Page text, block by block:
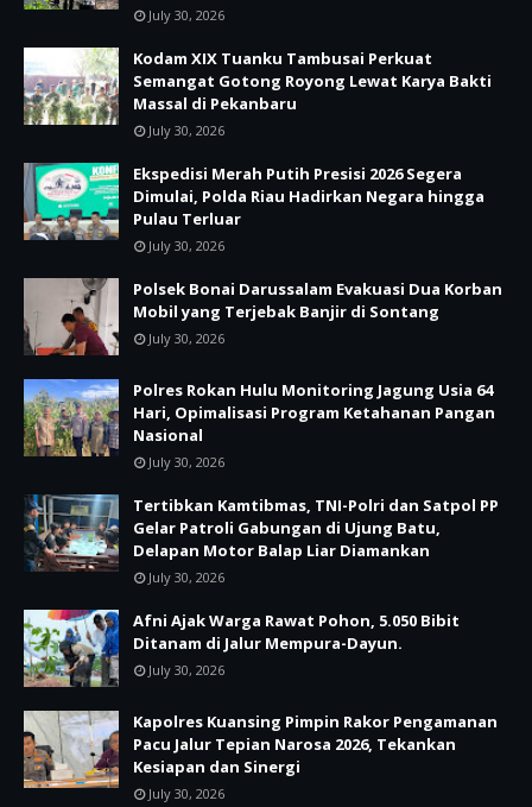
July 30, 2026
Kodam XIX Tuanku Tambusai Perkuat
Semangat Gotong Royong Lewat Karya Bakti
Massal di Pekanbaru
July 30, 2026
Ekspedisi Merah Putih Presisi 2026 Segera
Dimulai, Polda Riau Hadirkan Negara hingga
Pulau Terluar
July 30, 2026
Polsek Bonai Darussalam Evakuasi Dua Korban
Mobil yang Terjebak Banjir di Sontang
July 30, 2026
Polres Rokan Hulu Monitoring Jagung Usia 64
Hari, Opimalisasi Program Ketahanan Pangan
Nasional
July 30, 2026
Tertibkan Kamtibmas, TNI-Polri dan Satpol PP
Gelar Patroli Gabungan di Ujung Batu,
Delapan Motor Balap Liar Diamankan
July 30, 2026
Afni Ajak Warga Rawat Pohon, 5.050 Bibit
Ditanam di Jalur Mempura-Dayun.
July 30, 2026
Kapolres Kuansing Pimpin Rakor Pengamanan
Pacu Jalur Tepian Narosa 2026, Tekankan
Kesiapan dan Sinergi
July 30, 2026